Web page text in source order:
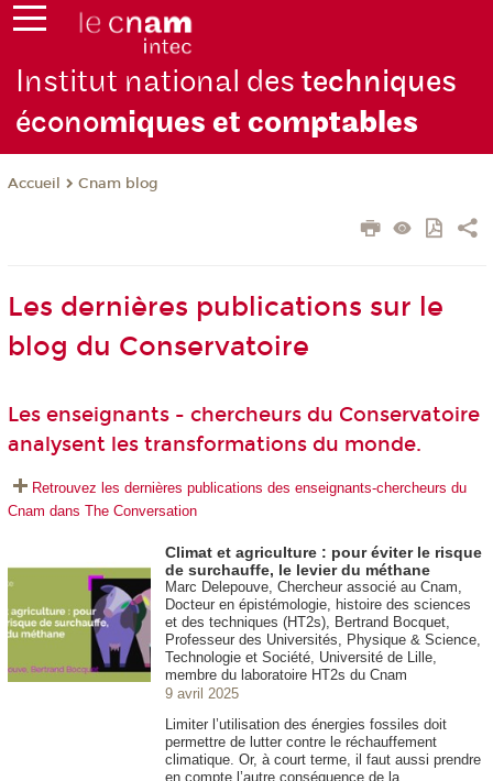
Institut national destechniques
économiques et comptables
Accueil Cnam blog
Les dernières publications sur le
blog du Conservatoire
Les enseignants - chercheurs du Conservatoire
analysent les transformations du monde.
Retrouvez les dernières publications des enseignants-chercheurs du
Cnam dans The Conversation
Climat et agriculture : pour éviter le risque
de surchauffe, le levier du méthane
Marc Delepouve, Chercheur associé au Cnam,
Docteur en épistémologie, histoire des sciences
et des techniques (HT2s), Bertrand Bocquet,
Professeur des Universités, Physique & Science,
Technologie et Société, Université de Lille,
membre du laboratoire HT2s du Cnam
9 avril 2025
Limiter l’utilisation des énergies fossiles doit
permettre de lutter contre le réchauffement
climatique. Or, à court terme, il faut aussi prendre
en compte l’autre conséquence de la